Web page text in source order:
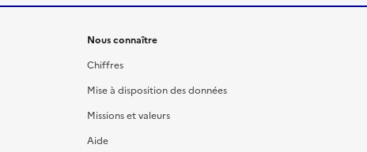
Nous connaître
Chiffres
Mise à disposition des données
Missions et valeurs
Aide